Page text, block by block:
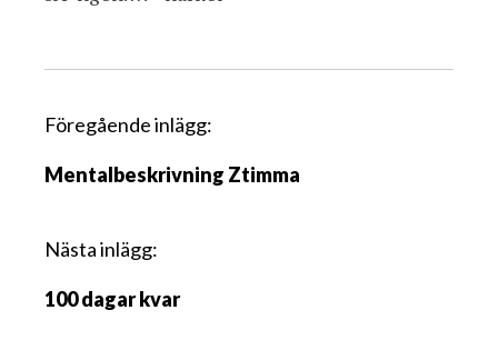
I
l
g
s
Föregående inlägg:
Mentalbeskrivning Ztimma
Nästa inlägg:
100 dagar kvar